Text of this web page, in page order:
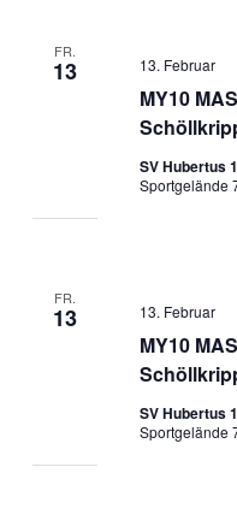
FR.
13
MY10
13. Februar
SV Hubertus
Sportgelände
FR.
13
MY10
13. Februar
SV Hubertus
Sportgelände